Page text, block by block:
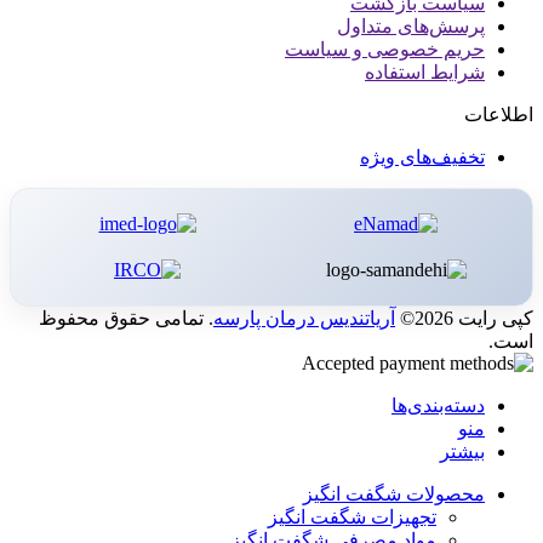
پرسش‌های متداول
حریم خصوصی و سیاست
شرایط استفاده
اطلاعات
تخفیف‌های ویژه
کپی رایت 2026© آریاتندیس درمان پارسه. تمامی حقوق محفوظ
است.
دسته‌بندی‌ها
منو
بیشتر
محصولات شگفت انگیز
تجهیزات شگفت انگیز